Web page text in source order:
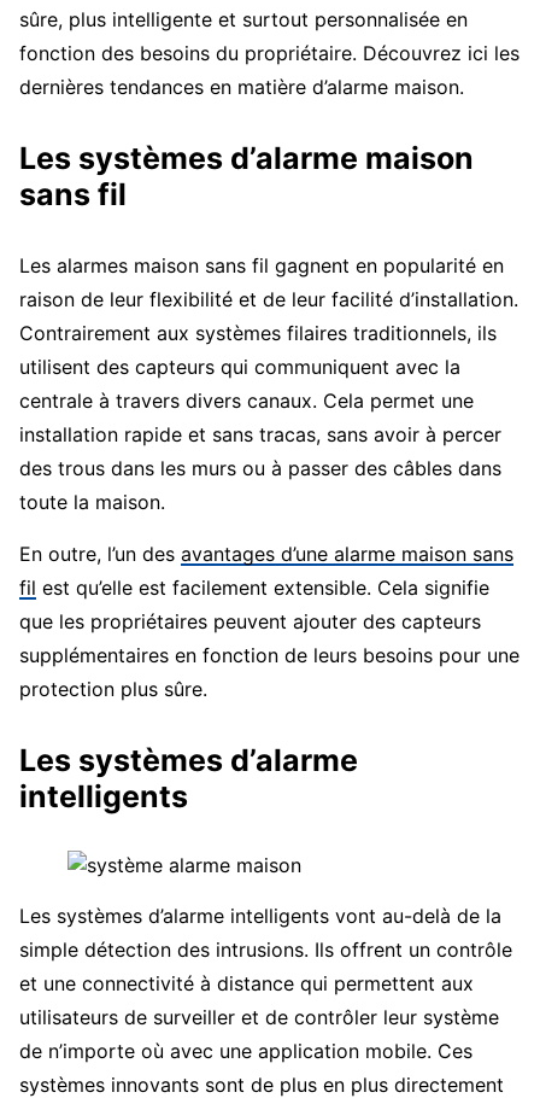
sûre, plus intelligente et surtout personnalisée en
fonction des besoins du propriétaire. Découvrez ici les
dernières tendances en matière d’alarme maison.
Les systèmes d’alarme maison
sans fil
Les alarmes maison sans fil gagnent en popularité en
raison de leur flexibilité et de leur facilité d’installation.
Contrairement aux systèmes filaires traditionnels, ils
utilisent des capteurs qui communiquent avec la
centrale à travers divers canaux. Cela permet une
installation rapide et sans tracas, sans avoir à percer
des trous dans les murs ou à passer des câbles dans
toute la maison.
En outre, l’un des avantages d’une alarme maison sans
fil est qu’elle est facilement extensible. Cela signifie
que les propriétaires peuvent ajouter des capteurs
supplémentaires en fonction de leurs besoins pour une
protection plus sûre.
Les systèmes d’alarme
intelligents
Les systèmes d’alarme intelligents vont au-delà de la
simple détection des intrusions. Ils offrent un contrôle
et une connectivité à distance qui permettent aux
utilisateurs de surveiller et de contrôler leur système
de n’importe où avec une application mobile. Ces
systèmes innovants sont de plus en plus directement